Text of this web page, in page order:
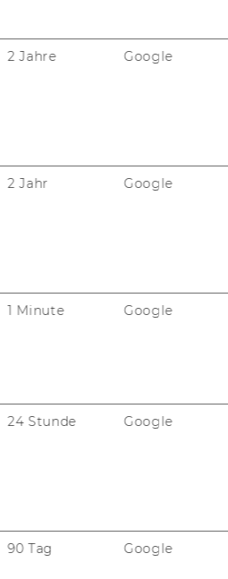
2 Jahre Google
2 Jahr Google
1 Minute Google
24 Stunde Google
90 Tag Google